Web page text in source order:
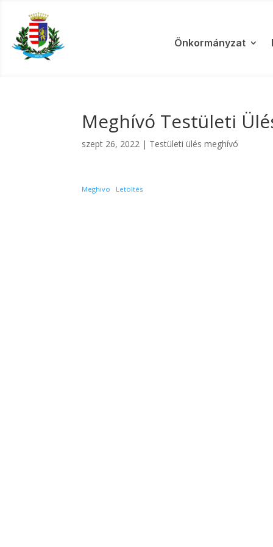
Önkormányzat
Meghívó Testületi
szept 26, 2022 | Testületi ülés meghívó
Meghivo Letöltés